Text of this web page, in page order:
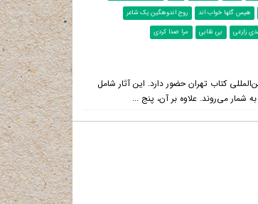
هیس گلها خواب اند
روح اندوهگین یک شاعر
زارعی بی نقابی
مرا صدا کردی
سی و یکم نمایشگاه بین‌المللی کتاب تهران حضور دارد. این آثار شامل
می‌روند. علاوه بر آن، پنج ...